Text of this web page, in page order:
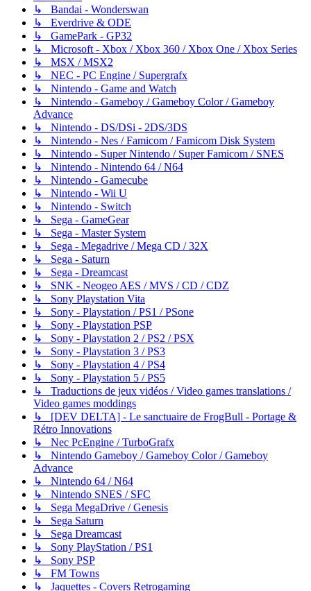
↳ Bandai - Wonderswan
↳ Everdrive & ODE
↳ GamePark - GP32
↳ Microsoft - Xbox / Xbox 360 / Xbox One / Xbox Series
↳ MSX / MSX2
↳ NEC - PC Engine / Supergrafx
↳ Nintendo - Game and Watch
↳ Nintendo - Gameboy / Gameboy Color / Gameboy
Advance
↳ Nintendo - DS/DSi - 2DS/3DS
↳ Nintendo - Nes / Famicom / Famicom Disk System
↳ Nintendo - Super Nintendo / Super Famicom / SNES
↳ Nintendo - Nintendo 64 / N64
↳ Nintendo - Gamecube
↳ Nintendo - Wii U
↳ Nintendo - Switch
↳ Sega - GameGear
↳ Sega - Master System
↳ Sega - Megadrive / Mega CD / 32X
↳ Sega - Saturn
↳ Sega - Dreamcast
↳ SNK - Neogeo AES / MVS / CD / CDZ
↳ Sony Playstation Vita
↳ Sony - Playstation / PS1 / PSone
↳ Sony - Playstation PSP
↳ Sony - Playstation 2 / PS2 / PSX
↳ Sony - Playstation 3 / PS3
↳ Sony - Playstation 4 / PS4
↳ Sony - Playstation 5 / PS5
↳ Traductions de jeux vidéos / Video games translations /
Video games moddings
↳ [DEV DELTA] - Le sanctuaire de FrogBull - Portage &
Rétro Innovations
↳ Nec PcEngine / TurboGrafx
↳ Nintendo Gameboy / Gameboy Color / Gameboy
Advance
↳ Nintendo 64 / N64
↳ Nintendo SNES / SFC
↳ Sega MegaDrive / Genesis
↳ Sega Saturn
↳ Sega Dreamcast
↳ Sony PlayStation / PS1
↳ Sony PSP
↳ FM Towns
↳ Jaquettes - Covers Retrogaming